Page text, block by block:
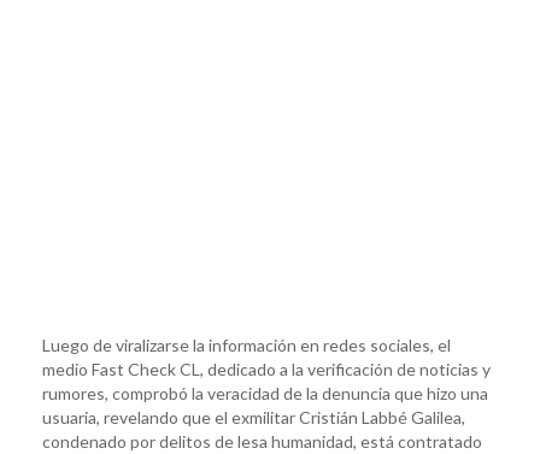
Luego de viralizarse la información en redes sociales, el
medio Fast Check CL, dedicado a la verificación de noticias y
rumores, comprobó la veracidad de la denuncia que hizo una
usuaria, revelando que el exmilitar Cristián Labbé Galilea,
condenado por delitos de lesa humanidad, está contratado